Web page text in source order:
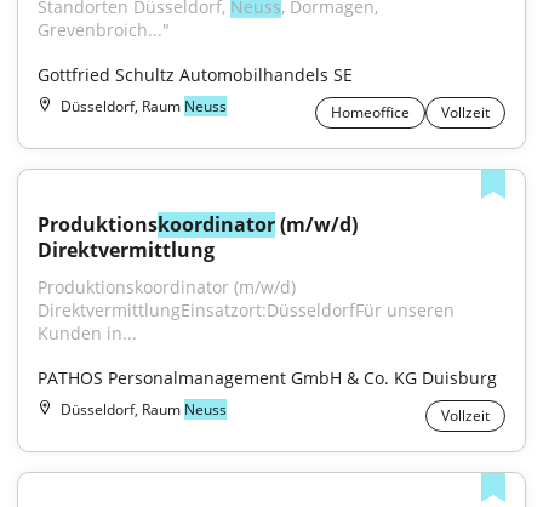
Standorten Düsseldorf, Neuss, Dormagen,
Grevenbroich..."
Gottfried Schultz Automobilhandels SE
Düsseldorf, Raum Neuss Homeoffice Vollzeit
Produktionskoordinator (m/w/d)
Direktvermittlung
Produktionskoordinator (m⁠/⁠w⁠/⁠d)
DirektvermittlungEinsatzort:DüsseldorfFür unseren
Kunden in...
PATHOS Personalmanagement GmbH & Co. KG Duisburg
Düsseldorf, Raum Neuss Vollzeit